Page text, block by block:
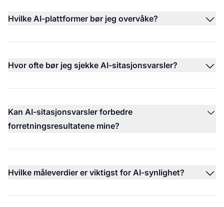
Hvilke AI-plattformer bør jeg overvåke?
Hvor ofte bør jeg sjekke AI-sitasjonsvarsler?
Kan AI-sitasjonsvarsler forbedre
forretningsresultatene mine?
Hvilke måleverdier er viktigst for AI-synlighet?